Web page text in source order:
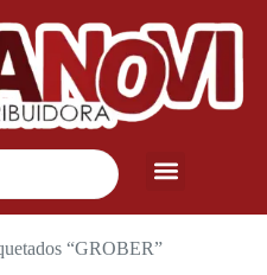
“GROBER”